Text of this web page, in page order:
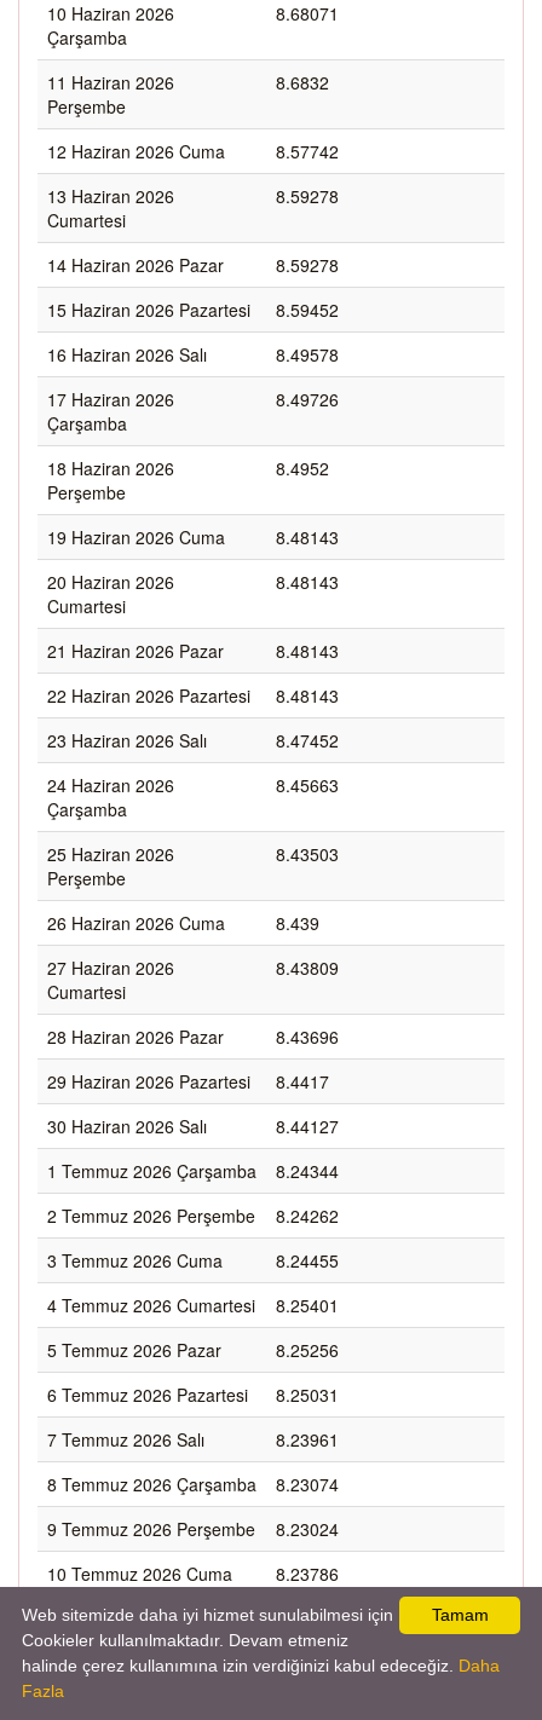
10 Haziran 2026
Çarşamba
8.68071
11 Haziran 2026
Perşembe
8.6832
12 Haziran 2026 Cuma
8.57742
13 Haziran 2026
Cumartesi
8.59278
14 Haziran 2026 Pazar
8.59278
15 Haziran 2026 Pazartesi
8.59452
16 Haziran 2026 Salı
8.49578
17 Haziran 2026
Çarşamba
8.49726
18 Haziran 2026
Perşembe
8.4952
19 Haziran 2026 Cuma
8.48143
20 Haziran 2026
Cumartesi
8.48143
21 Haziran 2026 Pazar
8.48143
22 Haziran 2026 Pazartesi
8.48143
23 Haziran 2026 Salı
8.47452
24 Haziran 2026
Çarşamba
8.45663
25 Haziran 2026
Perşembe
8.43503
26 Haziran 2026 Cuma
8.439
27 Haziran 2026
Cumartesi
8.43809
28 Haziran 2026 Pazar
8.43696
29 Haziran 2026 Pazartesi
8.4417
30 Haziran 2026 Salı
8.44127
1 Temmuz 2026 Çarşamba
8.24344
2 Temmuz 2026 Perşembe
8.24262
3 Temmuz 2026 Cuma
8.24455
4 Temmuz 2026 Cumartesi
8.25401
5 Temmuz 2026 Pazar
8.25256
6 Temmuz 2026 Pazartesi
8.25031
7 Temmuz 2026 Salı
8.23961
8 Temmuz 2026 Çarşamba
8.23074
9 Temmuz 2026 Perşembe
8.23024
10 Temmuz 2026 Cuma
8.23786
11 Temmuz 2026
Cumartesi
8.25684
12 Temmuz 2026 Pazar
Tamam
Web sitemizde daha iyi hizmet sunulabilmesi için
Cookieler kullanılmaktadır. Devam etmeniz
halinde çerez kullanımına izin verdiğinizi kabul edeceğiz. Daha
Fazla